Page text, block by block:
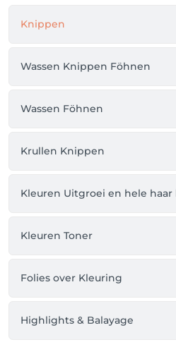
brengen jouw visie tot leven
te stralen, elke dag opnieuw.
Knippen
Wassen Knippen Föhnen
Wassen Föhnen
Krullen Knippen
Kleuren Uitgroei en hele haar
Kleuren Toner
Folies over Kleuring
Highlights & Balayage